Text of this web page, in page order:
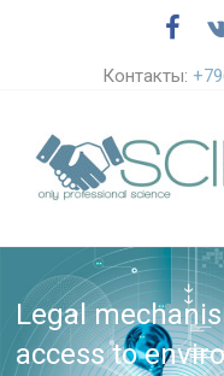
Контакты:
Legal
access to